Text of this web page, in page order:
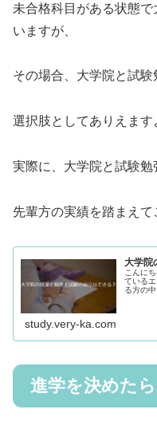
未合格科目がある状態
いますが、
その場合、大学院と試
選択肢としてありえます
実際に、大学院と試験勉
先輩方の実績を踏まえて
大学院
こんに
ている
る方の
study.very-ka.com
進学を決めた